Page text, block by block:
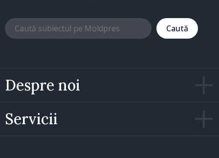
Despre noi
Servicii
Caută